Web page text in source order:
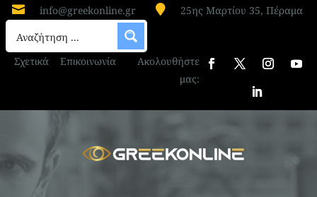
 info@greekonline.gr  25ης Μαρτίου 35, Πέραμα
Σχετικά Επικοινωνία
Ακολουθήστε
μας: